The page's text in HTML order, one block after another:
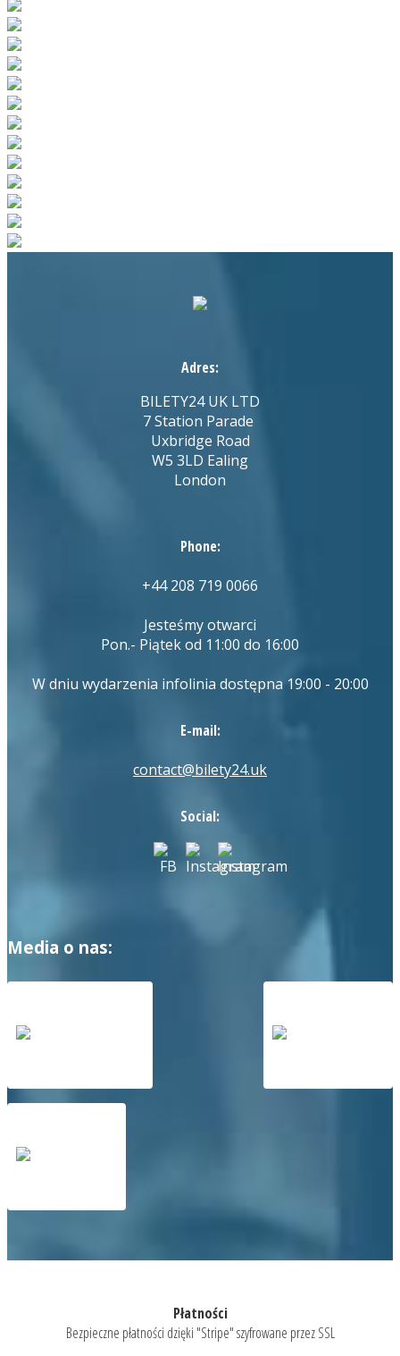
Adres:
BILETY24 UK LTD
7 Station Parade
Uxbridge Road
W5 3LD Ealing
London
Phone:
+44 208 719 0066
Jesteśmy otwarci
Pon.- Piątek od 11:00 do 16:00
W dniu wydarzenia infolinia dostępna 19:00 - 20:00
E-mail:
contact@bilety24.uk
Social:
Media o nas:
Płatności
Bezpieczne płatności dzięki "Stripe" szyfrowane przez SSL